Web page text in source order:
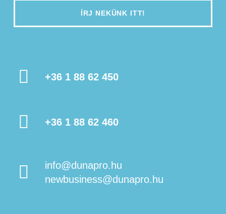
ÍRJ NEKÜNK ITT!
+36 1 88 62 450
+36 1 88 62 460
info@dunapro.hu
newbusiness@dunapro.hu